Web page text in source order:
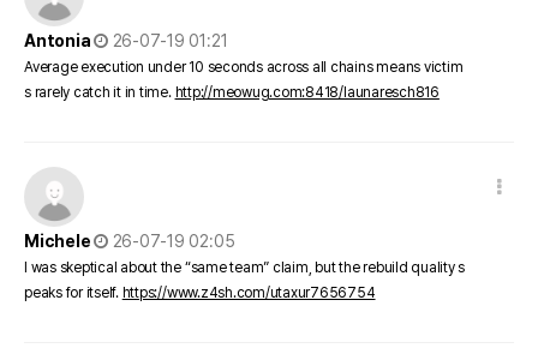
Antonia
작성일
26-07-19 01:21
Average execution under 10 seconds across all chains means victim
s rarely catch it in time. http://meowug.com:8418/launaresch816
Michele
작성일
26-07-19 02:05
I was skeptical about the “same team” claim, but the rebuild quality s
peaks for itself. https://www.z4sh.com/utaxur7656754